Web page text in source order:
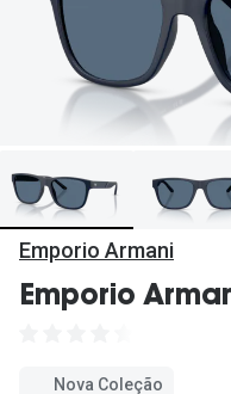
Emporio Armani
Emporio
Nova Coleção